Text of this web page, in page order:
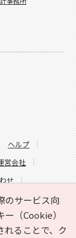
のサービス向
（Cookie）
れることで、ク
ヘルプ
営会社
せ